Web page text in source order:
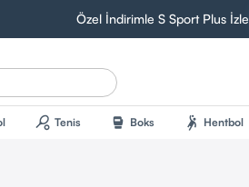
Özel İndirimle S Sport Plus İzle
sports_tennis Tenis sports_mma Boks sports_handball Hentbol